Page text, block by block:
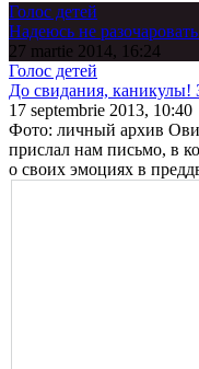
Голос детей
Надеюсь не
27 martie 2014, 16:24
Голос детей
До свидания, каникулы!
17 septembrie 2013, 10:40
Фото: личный архив
прислал нам пись­мо, в
о своих эмо­циях в